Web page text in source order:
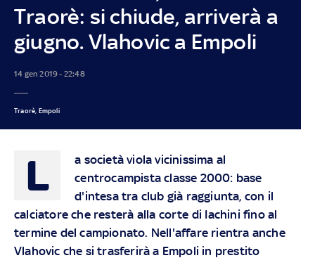
Traorè: si chiude, arriverà a
giugno. Vlahovic a Empoli
14 gen 2019 - 22:48
Traorè, Empoli
L
a società viola vicinissima al
centrocampista classe 2000: base
d'intesa tra club già raggiunta, con il
calciatore che resterà alla corte di Iachini fino al
termine del campionato. Nell'affare rientra anche
Vlahovic che si trasferirà a Empoli in prestito